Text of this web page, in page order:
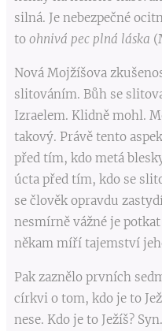
silná. Je nebezpečné
to ohnivá pec plná láska
Nová Mojžíšova
slitováním. Bůh se
Izraelem. Klidně mohl.
takový. Právě tento
před tím, kdo metá
úcta před tím, kdo se
se člověk opravdu
nesmírně vážné je
někam míří tajemství
Pak zaznělo prvních
církvi o tom, kdo je to
nese. Kdo je to Ježíš?